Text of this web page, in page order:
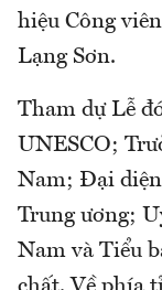
hiệu Công
Lạng Sơn.
Tham dự Lễ
UNESCO;
Nam; Đại
Trung ương;
Nam và Tiểu